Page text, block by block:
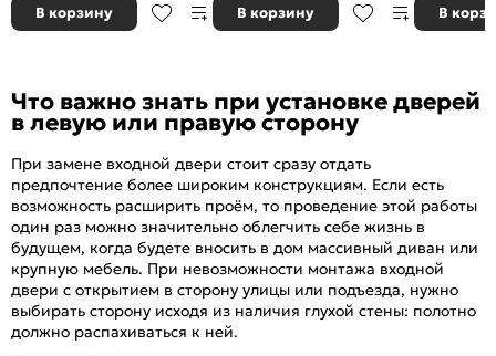
В корзину В корзину В
Что важно знать при установке дверей
в левую или правую сторону
При замене входной двери стоит сразу отдать
предпочтение более широким конструкциям. Если есть
возможность расширить проём, то проведение этой работы
один раз можно значительно облегчить себе жизнь в
будущем, когда будете вносить в дом массивный диван или
крупную мебель. При невозможности монтажа входной
двери с открытием в сторону улицы или подъезда, нужно
выбирать сторону исходя из наличия глухой стены: полотно
должно распахиваться к ней.